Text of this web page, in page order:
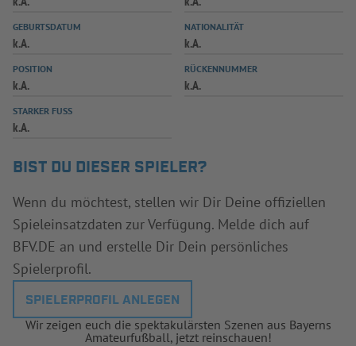
SPIELPLUS
GEBURTSDATUM
k.A.
NATIONALITÄT
k.A.
POSITION
k.A.
RÜCKENNUMMER
k.A.
STARKER FUSS
k.A.
BIST DU DIESER SPIELER?
Wenn du möchtest, stellen wir Dir Deine offiziellen
Spieleinsatzdaten zur Verfügung. Melde dich auf
BFV.DE an und erstelle Dir Dein persönliches
Spielerprofil.
SPIELERPROFIL ANLEGEN
Wir zeigen euch die spektakulärsten Szenen aus Bayerns
Amateurfußball, jetzt reinschauen!